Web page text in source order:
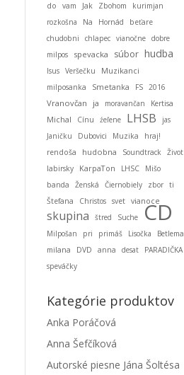
do
vam Jak Zbohom
kurimjan
rozkošna
Na Hornád
beťare
chudobni
chlapec vianočne dobre
milpos
spevacka súbor hudba
Isus Veršečku Muzikanci
milposanka Smetanka FS 2016
Vranovčan ja moravančan Kertisa
Michal Cínu źeľene LHSB
jas
Janičku
Dubovici Muzika
hraj!
rendoša
hudobna Soundtrack Život
labirsky
KarpaTon LHSC
Mišo
banda
Ženská Čiernobiely zbor ti
Štefana
Christos svet vianoce
skupina štred Suche CD
Milpošan pri primáš Lisočka
Betlema
milana
DVD anna desat
PARADIČKA
speváčky
Kategórie produktov
Anka Poráčová
Anna Šefčíková
Autorské piesne Jána Šoltésa